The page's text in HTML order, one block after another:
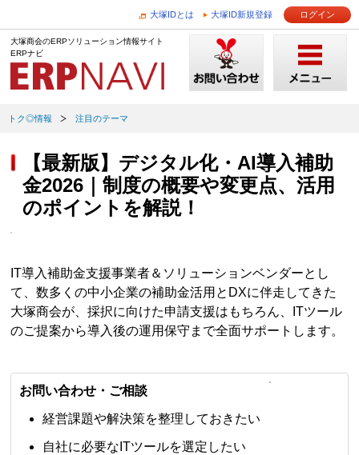
大塚IDとは 大塚ID新規登録 ログイン
大塚商会のERPソリューション情報サイト
ERPナビ
トク◎情報 注目のテーマ
【最新版】デジタル化・AI導入補助
金2026｜制度の概要や変更点、活用
のポイントを解説！
IT導入補助金支援事業者＆ソリューションベンダーとし
て、数多くの中小企業の補助金活用とDXに伴走してきた
大塚商会が、採択に向けた申請支援はもちろん、ITツール
のご提案から導入後の運用保守まで全面サポートします。
お問い合わせ・ご相談
経営課題や解決策を整理しておきたい
自社に必要なITツールを選定したい